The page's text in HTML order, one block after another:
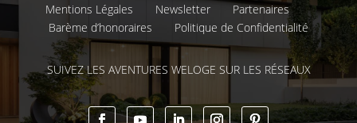
Mentions Légales Newsletter
Partenaires
Barème d’honoraires
Politique de Confidentialité
SUIVEZ LES AVENTURES WELOGE SUR LES RÉSEAUX